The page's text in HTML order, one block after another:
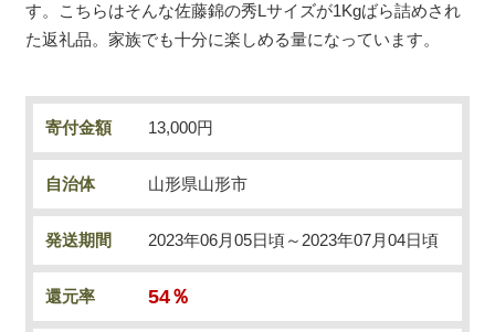
す。こちらはそんな佐藤錦の秀Lサイズが1Kgばら詰めされ
た返礼品。家族でも十分に楽しめる量になっています。
寄付金額 13,000円
自治体 山形県山形市
発送期間 2023年06月05日頃～2023年07月04日頃
還元率 54％